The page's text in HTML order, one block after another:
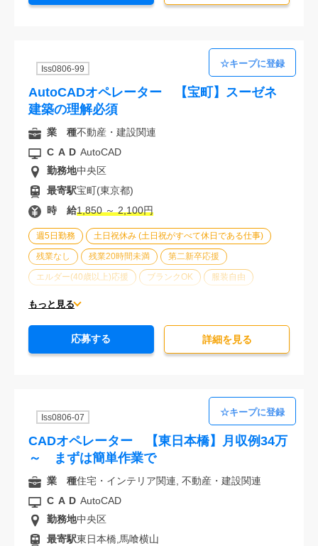
Iss0806-99
AutoCADオペレーター 【宝町】スーゼネ
建築の理解必須
週5日勤務 土日祝休み (土日祝がすべて休日である仕事)
残業なし 残業20時間未満 第二新卒応援
エルダー(40歳以上)応援 ブランクOK 服装自由
駅から徒歩5分以内
もっと見る
業 種不動産・建設関連
CAD AutoCAD
勤務地中央区
最寄駅宝町(東京都)
時 給1,850 ～ 2,100円
応募する 詳細を⾒る
Iss0806-07
CADオペレーター 【東日本橋】月収例34万
～ まずは簡単作業で
業 種住宅・インテリア関連, 不動産・建設関連
CAD AutoCAD
勤務地中央区
最寄駅東日本橋,馬喰横山